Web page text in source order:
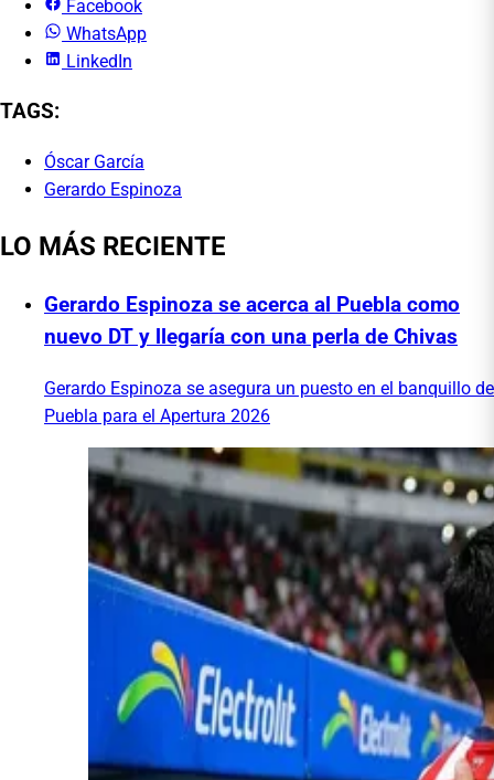
Facebook
WhatsApp
LinkedIn
TAGS:
Óscar García
Gerardo Espinoza
LO MÁS RECIENTE
Gerardo Espinoza se acerca al Puebla como
nuevo DT y llegaría con una perla de Chivas
Gerardo Espinoza se asegura un puesto en el banquillo de
Puebla para el Apertura 2026